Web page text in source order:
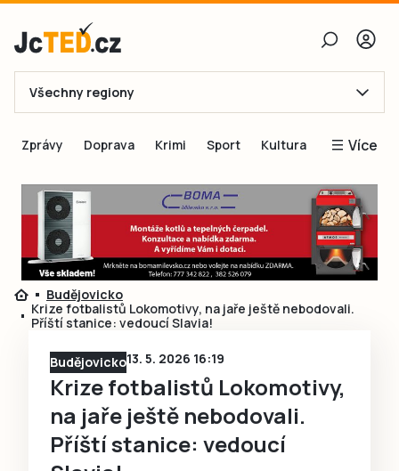
E-mail
Obnovit heslo
Přihlásit se
Přihlásit se přes Facebook
Všechny regiony
Zprávy Doprava Krimi Sport Kultura Více
Blogy
Inspirace
Čtenáři píší
Speciální přílohy
Budějovicko
Krize fotbalistů Lokomotivy, na jaře ještě nebodovali.
Příští stanice: vedoucí Slavia!
Budějovicko13. 5. 2026 16:19
Krize fotbalistů Lokomotivy,
na jaře ještě nebodovali.
Příští stanice: vedoucí